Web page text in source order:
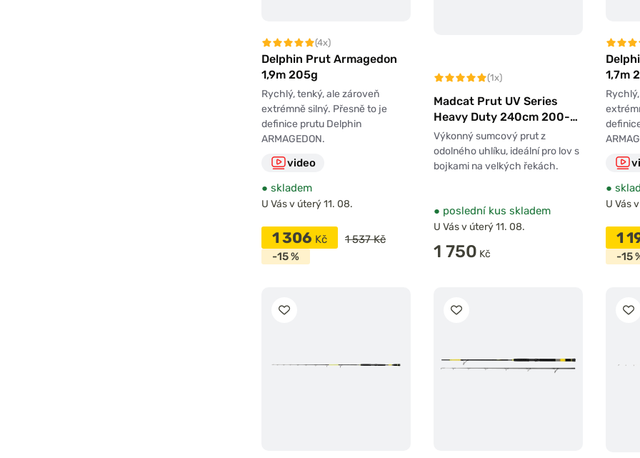
(4x)
Delphin Prut Armagedon
1,9m 205g
Rychlý, tenký, ale zároveň
extrémně silný. Přesně to je
definice prutu Delphin
ARMAGEDON.
video
● skladem
U Vás v úterý 11. 08.
1 306 Kč
1 537 Kč
-15 %
(1x)
Madcat Prut UV Series
Heavy Duty 240cm 200-
300g
Výkonný sumcový prut z
odolného uhlíku, ideální pro lov s
bojkami na velkých řekách.
● poslední kus skladem
U Vás v úterý 11. 08.
1 750 Kč
1,7m
●
U Vás
1
-15